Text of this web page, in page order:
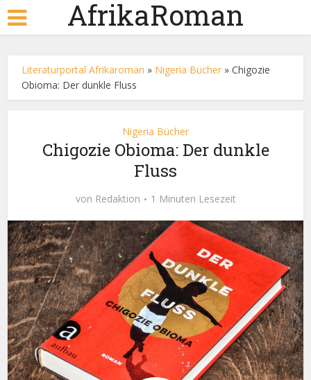
AfrikaRoman
Literaturportal Afrikaroman » Nigeria Bücher »Chigozie
Obioma: Der dunkle Fluss
Nigeria Bücher
Chigozie Obioma: Der dunkle
Fluss
von Redaktion 1 Minuten Lesezeit